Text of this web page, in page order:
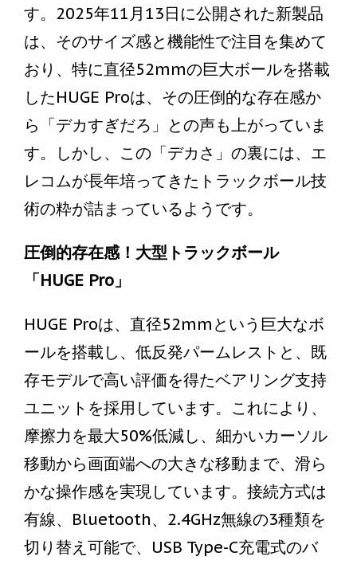
す。2025年11月13日に公開された新製品
は、そのサイズ感と機能性で注目を集めて
おり、特に直径52mmの巨大ボールを搭載
したHUGE Proは、その圧倒的な存在感か
ら「デカすぎだろ」との声も上がっていま
す。しかし、この「デカさ」の裏には、エ
レコムが長年培ってきたトラックボール技
術の粋が詰まっているようです。
圧倒的存在感！大型トラックボール
「HUGE Pro」
HUGE Proは、直径52mmという巨大なボ
ールを搭載し、低反発パームレストと、既
存モデルで高い評価を得たベアリング支持
ユニットを採用しています。これにより、
摩擦力を最大50%低減し、細かいカーソル
移動から画面端への大きな移動まで、滑ら
かな操作感を実現しています。接続方式は
有線、Bluetooth、2.4GHz無線の3種類を
切り替え可能で、USB Type-C充電式のバ